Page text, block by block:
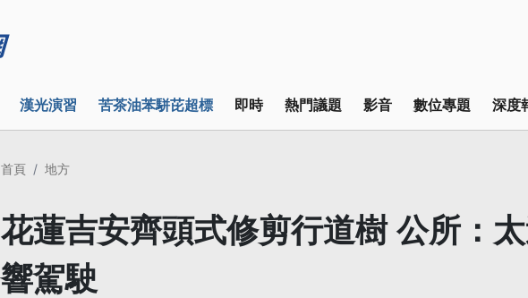
漢光演習 苦茶油苯駢芘超標 即時 熱門議題 影音 數位專題 深度
首頁 地方
花蓮吉安齊頭式修剪行道樹 公所：
響駕駛